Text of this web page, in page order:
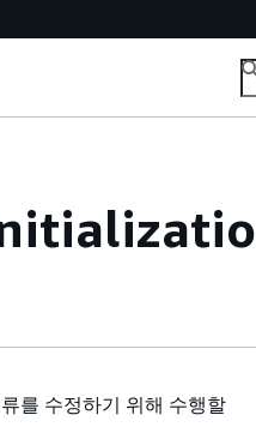
를 수정하기 위해 수행할